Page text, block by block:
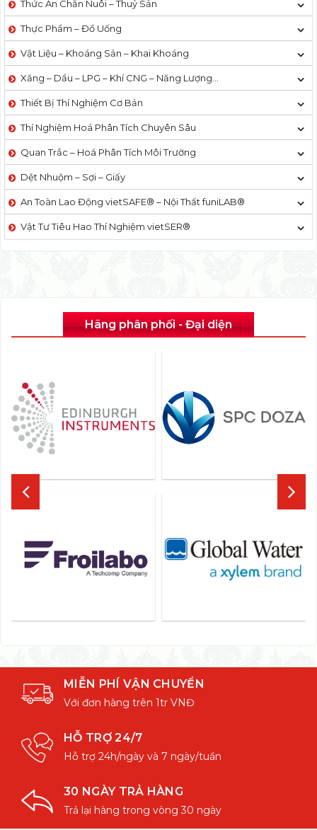
Thức Ăn Chăn Nuôi – Thuỷ Sản
Thực Phẩm – Đồ Uống
Vật Liệu – Khoáng Sản – Khai Khoáng
Xăng – Dầu – LPG – Khí CNG – Năng Lượng…
Thiết Bị Thí Nghiệm Cơ Bản
Thí Nghiệm Hoá Phân Tích Chuyên Sâu
Quan Trắc – Hoá Phân Tích Môi Trường
Dệt Nhuộm – Sợi – Giấy
An Toàn Lao Động vietSAFE® – Nội Thất funiLAB®
Vật Tư Tiêu Hao Thí Nghiệm vietSER®
Hãng phân phối - Đại diện
MIỄN PHÍ VẬN CHUYỂN
Với đơn hàng trên 1tr VNĐ
HỖ TRỢ 24/7
Hỗ trợ 24h/ngày và 7 ngày/tuần
30 NGÀY TRẢ HÀNG
Trả lại hàng trong vòng 30 ngày